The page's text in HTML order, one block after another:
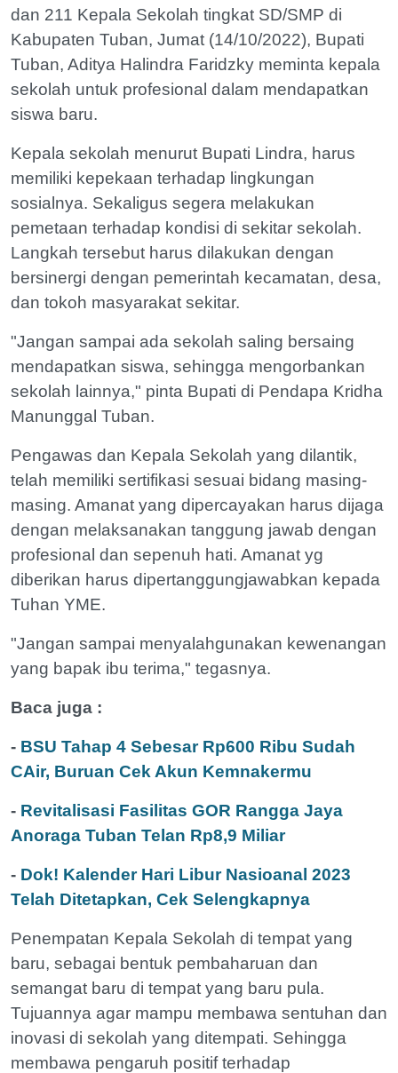
dan 211 Kepala Sekolah tingkat SD/SMP di
Kabupaten Tuban, Jumat (14/10/2022), Bupati
Tuban, Aditya Halindra Faridzky meminta kepala
sekolah untuk profesional dalam mendapatkan
siswa baru.
Kepala sekolah menurut Bupati Lindra, harus
memiliki kepekaan terhadap lingkungan
sosialnya. Sekaligus segera melakukan
pemetaan terhadap kondisi di sekitar sekolah.
Langkah tersebut harus dilakukan dengan
bersinergi dengan pemerintah kecamatan, desa,
dan tokoh masyarakat sekitar.
"Jangan sampai ada sekolah saling bersaing
mendapatkan siswa, sehingga mengorbankan
sekolah lainnya," pinta Bupati di Pendapa Kridha
Manunggal Tuban.
Pengawas dan Kepala Sekolah yang dilantik,
telah memiliki sertifikasi sesuai bidang masing-
masing. Amanat yang dipercayakan harus dijaga
dengan melaksanakan tanggung jawab dengan
profesional dan sepenuh hati. Amanat yg
diberikan harus dipertanggungjawabkan kepada
Tuhan YME.
"Jangan sampai menyalahgunakan kewenangan
yang bapak ibu terima," tegasnya.
Baca juga :
- BSU Tahap 4 Sebesar Rp600 Ribu Sudah
CAir, Buruan Cek Akun Kemnakermu
- Revitalisasi Fasilitas GOR Rangga Jaya
Anoraga Tuban Telan Rp8,9 Miliar
- Dok! Kalender Hari Libur Nasioanal 2023
Telah Ditetapkan, Cek Selengkapnya
Penempatan Kepala Sekolah di tempat yang
baru, sebagai bentuk pembaharuan dan
semangat baru di tempat yang baru pula.
Tujuannya agar mampu membawa sentuhan dan
inovasi di sekolah yang ditempati. Sehingga
membawa pengaruh positif terhadap